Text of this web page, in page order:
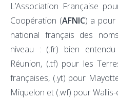
L’Association Française
Coopération (AFNIC) a pour
national français des
niveau : (.fr) bien
Réunion, (.tf) pour les
françaises, (.yt) pour
Miquelon et (.wf) pour